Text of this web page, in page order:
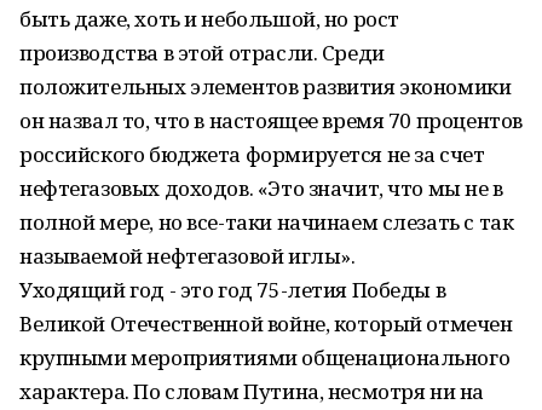
быть даже, хоть и небольшой, но рост
производства в этой отрасли. Среди
положительных элементов развития экономики
он назвал то, что в настоящее время 70 процентов
российского бюджета формируется не за счет
нефтегазовых доходов. «Это значит, что мы не в
полной мере, но все-таки начинаем слезать с так
называемой нефтегазовой иглы».
Уходящий год - это год 75-летия Победы в
Великой Отечественной войне, который отмечен
крупными мероприятиями общенационального
характера. По словам Путина, несмотря ни на